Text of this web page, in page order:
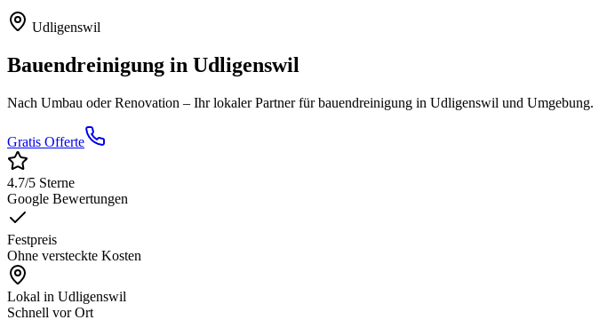
Udligenswil
Bauendreinigung in Udligenswil
Nach Umbau oder Renovation – Ihr lokaler Partner fürbauendreinigung in Udligenswil und Umgebung.
Gratis Offerte
4.7/5 Sterne
Google Bewertungen
Festpreis
Ohne versteckte Kosten
Lokal in Udligenswil
Schnell vor Ort